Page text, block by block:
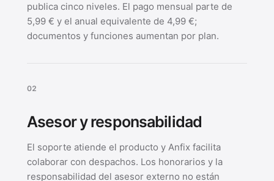
publica cinco niveles. El pago mensual parte de
5,99 € y el anual equivalente de 4,99 €;
documentos y funciones aumentan por plan.
02
Asesor y responsabilidad
El soporte atiende el producto y Anfix facilita
colaborar con despachos. Los honorarios y la
responsabilidad del asesor externo no están